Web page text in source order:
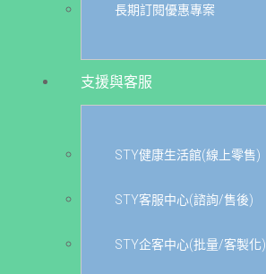
長期訂閱優惠專案
支援與客服
STY健康生活館(線上零售)
STY客服中心(諮詢/售後)
STY企客中心(批量/客製化)